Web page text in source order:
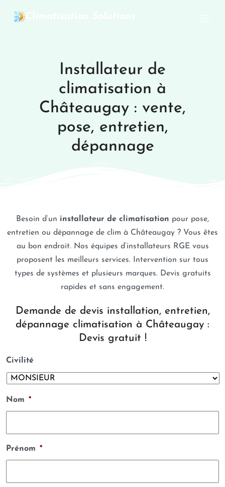
Installateur de
climatisation à
Châteaugay : vente,
pose, entretien,
dépannage
Besoin d’un installateur de climatisation pour pose,
entretien ou dépannage de clim à Châteaugay ? Vous êtes
au bon endroit. Nos équipes d’installateurs RGE vous
proposent les meilleurs services. Intervention sur tous
types de systèmes et plusieurs marques. Devis gratuits
rapides et sans engagement.
Demande de devis installation, entretien,
dépannage climatisation à Châteaugay :
Devis gratuit !
Civilité
Nom *
Prénom *